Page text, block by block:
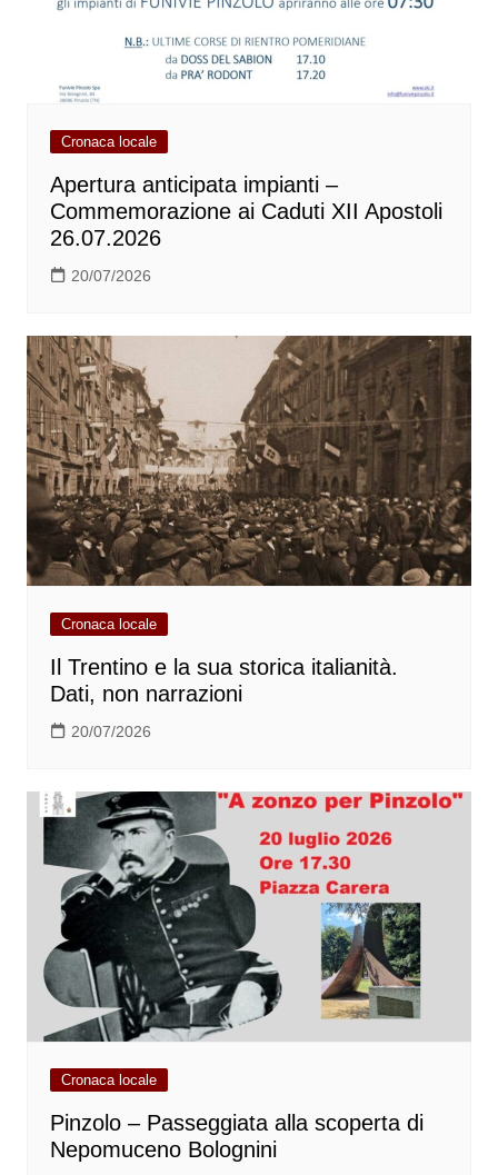
Cronaca locale
Apertura anticipata impianti –
Commemorazione ai Caduti XII Apostoli
26.07.2026
20/07/2026
Cronaca locale
Il Trentino e la sua storica italianità.
Dati, non narrazioni
20/07/2026
Cronaca locale
Pinzolo – Passeggiata alla scoperta di
Nepomuceno Bolognini